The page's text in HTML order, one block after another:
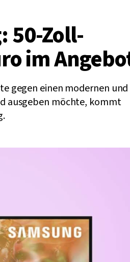
50-Zoll-
im
gegen einen modernen und
ausgeben möchte, kommt